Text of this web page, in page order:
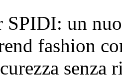
SPIDI: un
fashion
senza